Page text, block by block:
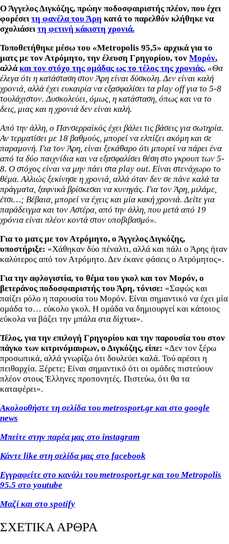
Ο Άγγελος Διγκόζης, πρώην ποδοσφαιριστής πλέον, που έχει
φορέσειτη φανέλα του Άρη κατά το παρελθόν κλήθηκε να
σχολιάσειτη φετινή κάκιστη χρονιά.
Τοποθετήθηκε μέσω του «Metropolis 95,5» αρχικά για το
ματς με τον Ατρόμητο, την έλευση Γρηγορίου, τον Μορόν,
αλλάκαι τον στόχο της ομάδας ως το τέλος της χρονιάς. «Θα
έλεγα ότι η κατάσταση στον Άρη είναι δύσκολη. Δεν είναι καλή
χρονιά, αλλά έχει ευκαιρία να εξασφαλίσει τα play off για το 5-8
τουλάχιστον. Δυσκολεύει, όμως, η κατάσταση, όπως και να το
δεις, μιας και η χρονιά δεν είναι καλή.
Από την άλλη, ο Πανσερραϊκός έχει βάλει τις βάσεις για σωτηρία.
Αν τερματίσει με 18 βαθμούς, μπορεί να ελπίζει ακόμη και σε
παραμονή. Για τον Άρη, είναι ξεκάθαρο ότι μπορεί να πάρει ένα
από τα δύο παιχνίδια και να εξασφαλίσει θέση στο γκρουπ των 5-
8. Ο στόχος είναι να μην πάει στα play out. Είναι στενάχωρο το
θέμα. Αλλιώς ξεκίνησε η χρονιά, αλλά όταν δεν σε πάνε καλά τα
πράγματα, ξαφνικά βρίσκεσαι να κυνηγάς. Για τον Άρη, μιλάμε,
έτσι…; Βέβαια, μπορεί να έχεις και μία κακή χρονιά. Δείτε για
παράδειγμα και τον Αστέρα, από την άλλη, που μετά από 19
χρόνια είναι πλέον κοντά στον υποβιβασμό».
Για το ματς με τον Ατρόμητο, ο Άγγελος Διγκόζης,
υποστήριξε: «Χάθηκαν δύο πέναλτι, αλλά και πάλι ο Άρης ήταν
καλύτερος από τον Ατρόμητο. Δεν έκανε φάσεις ο Ατρόμητος».
Για την αφλογιστία, το θέμα του γκολ και τον Μορόν, ο
βετεράνος ποδοσφαιριστής του Άρη, τόνισε: «Σαφώς και
παίζει ρόλο η παρουσία του Μορόν. Είναι σημαντικό να έχει μία
ομάδα το… εύκολο γκολ. Η ομάδα να δημιουργεί και κάποιος
εύκολα να βάζει την μπάλα στα δίχτυα».
Τέλος, για την επιλογή Γρηγορίου και την παρουσία του στον
πάγκο των κιτρινόμαυρων, ο Διγκόζης, είπε: «Δεν τον ξέρω
προσωπικά, αλλά γνωρίζω ότι δουλεύει καλά. Τού αρέσει η
πειθαρχία. Ξέρετε; Είναι σημαντικό ότι οι ομάδες πιστεύουν
πλέον στους Έλληνες προπονητές. Πιστεύω, ότι θα τα
καταφέρει».
Ακολουθήστε τη σελίδα του metrosport.gr και στο google
news
Μπείτε στην παρέα μας στο instagram
Κάντε like στη σελίδα μας στο facebook
Εγγραφείτε στο κανάλι του metrosport.gr και του Metropolis
95.5 στο youtube
Μαζί και στο spotify
ΣΧΕΤΙΚΑ ΑΡΘΡΑ